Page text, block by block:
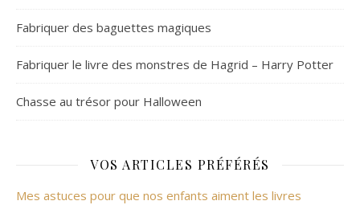
Fabriquer des baguettes magiques
Fabriquer le livre des monstres de Hagrid – Harry Potter
Chasse au trésor pour Halloween
VOS ARTICLES PRÉFÉRÉS
Mes astuces pour que nos enfants aiment les livres